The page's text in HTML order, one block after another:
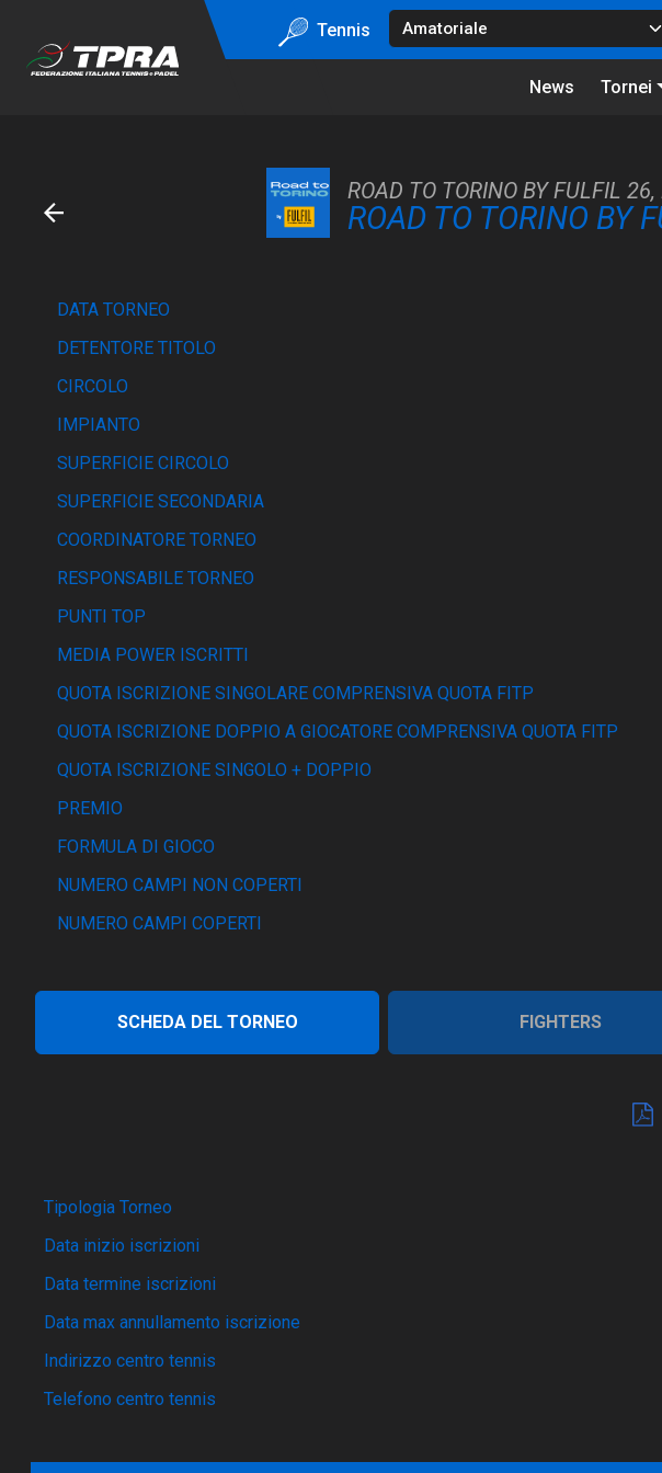
Tennis
News Tornei
ROAD TO TORINO BY FULFIL
ROAD TO TORINO BY
DATA TORNEO
DETENTORE TITOLO
CIRCOLO
IMPIANTO
SUPERFICIE CIRCOLO
SUPERFICIE SECONDARIA
COORDINATORE TORNEO
RESPONSABILE TORNEO
PUNTI TOP
MEDIA POWER ISCRITTI
QUOTA ISCRIZIONE SINGOLARE COMPRENSIVA QUOTA FITP
QUOTA ISCRIZIONE DOPPIO A GIOCATORE COMPRENSIVA QUOTA FITP
QUOTA ISCRIZIONE SINGOLO + DOPPIO
PREMIO
FORMULA DI GIOCO
NUMERO CAMPI NON COPERTI
NUMERO CAMPI COPERTI
SCHEDA DEL TORNEO FIGHTERS
Tipologia Torneo
Data inizio iscrizioni
Data termine iscrizioni
Data max annullamento iscrizione
Indirizzo centro tennis
Telefono centro tennis